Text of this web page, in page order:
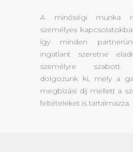
A minőségi munka
személyes
így minden
ingatlant szeretne
személyre szabott
dolgozunk ki, mely a
megbízási díj mellett a
feltételeket is tartalmazza.